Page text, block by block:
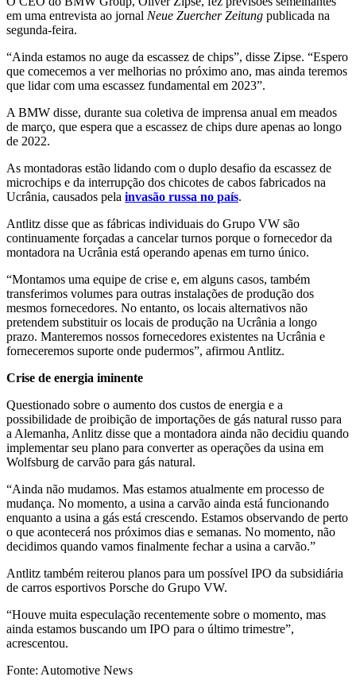
em uma entrevista ao jornal Neue Zuercher Zeitung publicada na
segunda-feira.
“Ainda estamos no auge da escassez de chips”, disse Zipse. “Espero
que comecemos a ver melhorias no próximo ano, mas ainda teremos
que lidar com uma escassez fundamental em 2023”.
A BMW disse, durante sua coletiva de imprensa anual em meados
de março, que espera que a escassez de chips dure apenas ao longo
de 2022.
As montadoras estão lidando com o duplo desafio da escassez de
microchips e da interrupção dos chicotes de cabos fabricados na
Ucrânia, causados ​​pela invasão russa no país.
Antlitz disse que as fábricas individuais do Grupo VW são
continuamente forçadas a cancelar turnos porque o fornecedor da
montadora na Ucrânia está operando apenas em turno único.
“Montamos uma equipe de crise e, em alguns casos, também
transferimos volumes para outras instalações de produção dos
mesmos fornecedores. No entanto, os locais alternativos não
pretendem substituir os locais de produção na Ucrânia a longo
prazo. Manteremos nossos fornecedores existentes na Ucrânia e
forneceremos suporte onde pudermos”, afirmou Antlitz.
Crise de energia iminente
Questionado sobre o aumento dos custos de energia e a
possibilidade de proibição de importações de gás natural russo para
a Alemanha, Anlitz disse que a montadora ainda não decidiu quando
implementar seu plano para converter as operações da usina em
Wolfsburg de carvão para gás natural.
“Ainda não mudamos. Mas estamos atualmente em processo de
mudança. No momento, a usina a carvão ainda está funcionando
enquanto a usina a gás está crescendo. Estamos observando de perto
o que acontecerá nos próximos dias e semanas. No momento, não
decidimos quando vamos finalmente fechar a usina a carvão.”
Antlitz também reiterou planos para um possível IPO da subsidiária
de carros esportivos Porsche do Grupo VW.
“Houve muita especulação recentemente sobre o momento, mas
ainda estamos buscando um IPO para o último trimestre”,
acrescentou.
Fonte: Automotive News